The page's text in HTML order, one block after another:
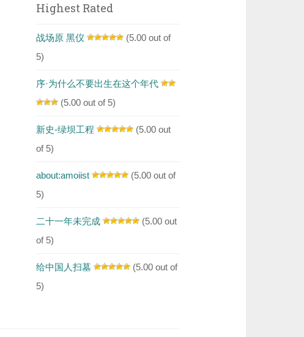
Highest Rated
战场原 黑仪
(5.00 out of
5)
序·为什么不要出生在这个年代
(5.00 out of 5)
新史-绿坝工程
(5.00 out
of 5)
about:amoiist
(5.00 out of
5)
二十一年未完成
(5.00 out
of 5)
给中国人扫墓
(5.00 out of
5)